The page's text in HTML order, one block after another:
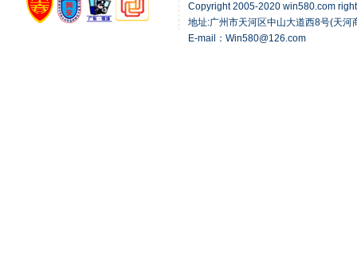
广州律师黄卓童
广州采盛包装有限公司
Copyright 2005-2020 win580.com
地址:广州市天河区中山大道西8号(天
E-mail：Win580@126.com